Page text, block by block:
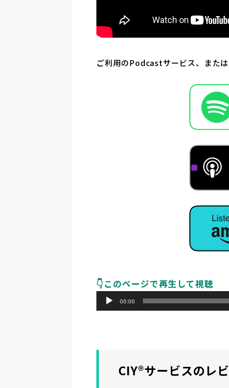
ご利用のPodcastサービス、また
👇️このページで再生して視聴
声
ー
00:00
CIY®サービスのレ